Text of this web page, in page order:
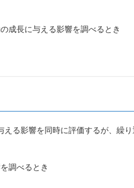
成長に与える影響を調べるとき
える影響を同時に評価するが、繰
調べるとき